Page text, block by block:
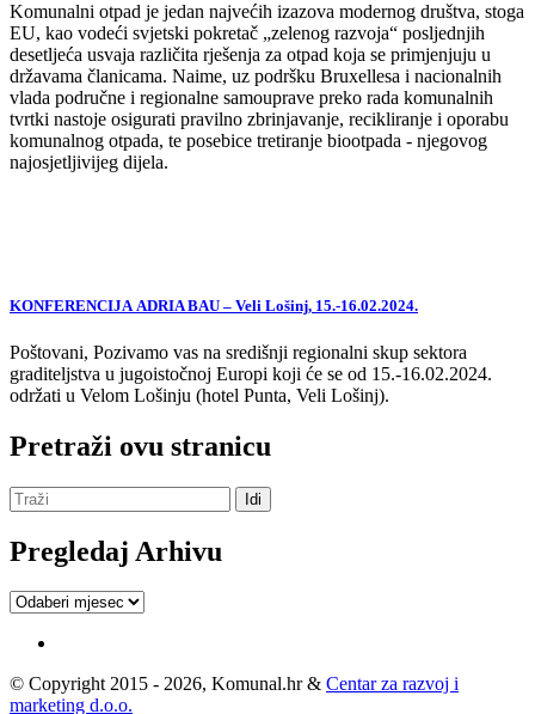
Komunalni otpad je jedan najvećih izazova modernog društva, stoga
EU, kao vodeći svjetski pokretač „zelenog razvoja“ posljednjih
desetljeća usvaja različita rješenja za otpad koja se primjenjuju u
državama članicama. Naime, uz podršku Bruxellesa i nacionalnih
vlada područne i regionalne samouprave preko rada komunalnih
tvrtki nastoje osigurati pravilno zbrinjavanje, recikliranje i oporabu
komunalnog otpada, te posebice tretiranje biootpada - njegovog
najosjetljivijeg dijela.
KONFERENCIJA ADRIA BAU – Veli Lošinj, 15.-16.02.2024.
Poštovani, Pozivamo vas na središnji regionalni skup sektora
graditeljstva u jugoistočnoj Europi koji će se od 15.-16.02.2024.
održati u Velom Lošinju (hotel Punta, Veli Lošinj).
Pretraži ovu stranicu
Pregledaj Arhivu
Pregledaj
© Copyright 2015 - 2026, Komunal.hr & Centar za razvoj i
marketing d.o.o.